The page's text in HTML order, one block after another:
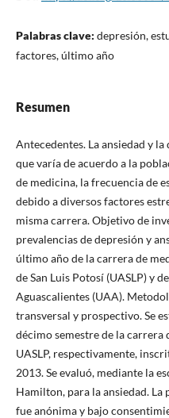
Palabras clave: depresión,
factores, último año
Resumen
Antecedentes. La ansiedad y
que varía de acuerdo a la
de medicina, la frecuencia de
debido a diversos factores
misma carrera. Objetivo de
prevalencias de depresión y
último año de la carrera de
de San Luis Potosí (UASLP) y
Aguascalientes (UAA).
transversal y prospectivo. Se
décimo semestre de la carrera
UASLP, respectivamente,
2013. Se evaluó, mediante la
Hamilton, para la ansiedad.
fue anónima y bajo